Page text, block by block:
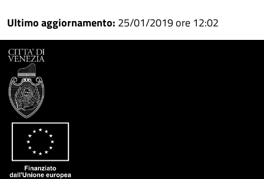
su
Facebook
Condividi
su
Condividi
Ultimo aggiornamento: 25/01/2019 ore 12:02